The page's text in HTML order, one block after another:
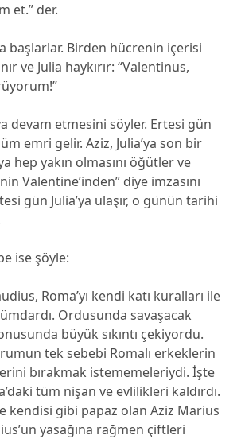
et.” der.
başlarlar. Birden hücrenin içerisi
ve Julia haykırır: “Valentinus,
devam etmesini söyler. Ertesi gün
emri gelir. Aziz, Julia’ya son bir
hep yakın olmasını öğütler ve
Valentine’inden” diye imzasını
gün Julia’ya ulaşır, o günün tarihi
ise şöyle:
Roma’yı kendi katı kuralları ile
Ordusunda savaşacak
büyük sıkıntı çekiyordu.
tek sebebi Romalı erkeklerin
bırakmak istememeleriydi. İşte
tüm nişan ve evlilikleri kaldırdı.
kendisi gibi papaz olan Aziz Marius
yasağına rağmen çiftleri